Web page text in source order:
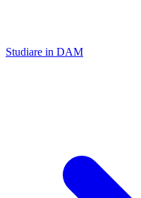
Studiare in DAM